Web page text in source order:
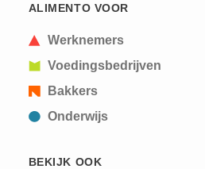
submissions.
ALIMENTO VOOR
Werknemers
Voedingsbedrijven
Bakkers
Onderwijs
BEKIJK OOK